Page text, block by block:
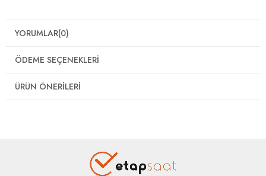
YORUMLAR(0)
ÖDEME SEÇENEKLERI
ÜRÜN ÖNERILERI